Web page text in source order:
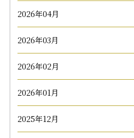
2026年04月
2026年03月
2026年02月
2026年01月
2025年12月